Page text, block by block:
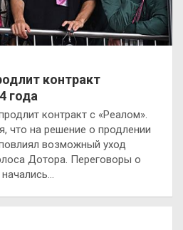
контракт
года
контракт с «Реалом».
что на решение о продлении
возможный уход
Дотора. Переговоры о